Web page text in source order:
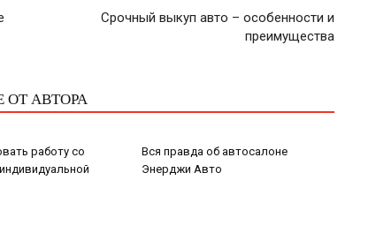
Срочный выкуп авто – особенности и
преимущества
ОТ АВТОРА
работу со
Вся правда об автосалоне
Энерджи Авто